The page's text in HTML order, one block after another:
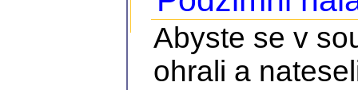
Abyste se v
ohrali a